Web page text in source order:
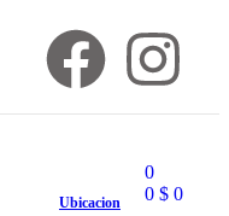
Ubicacion
0
0 $0